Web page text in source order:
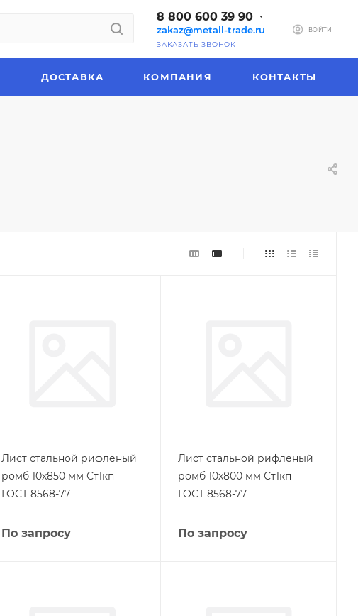
8 800 600 39 90
zakaz@metall-trade.ru
ЗАКАЗАТЬ ЗВОНОК
ВОЙТИ
ДОСТАВКА КОМПАНИЯ КОНТАКТЫ
Лист стальной рифленый
ромб 10х850 мм Ст1кп
ГОСТ 8568-77
По запросу
Лист стальной рифленый
ромб 10х800 мм Ст1кп
ГОСТ 8568-77
По запросу